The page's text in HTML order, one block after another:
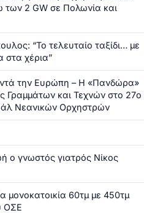
2 GW σε Πολωνία και
“Το τελευταίο ταξίδι… με
στα χέρια”
την Ευρώπη – Η «Πανδώρα»
Γραμμάτων και Τεχνών στο 27ο
Νεανικών Ορχηστρών
ο γνωστός γιατρός Νίκος
μονοκατοικία 60τμ με 450τμ
ΟΣΕ